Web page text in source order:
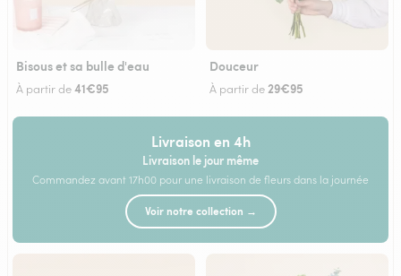
Bisous et sa bulle d'eau
À partir de41€95
Douceur
À partir de 29€95
Livraison en 4h
Livraison le jour même
Commandez avant 17h00 pour une livraison de fleurs dans la journée
Voir notre collection →